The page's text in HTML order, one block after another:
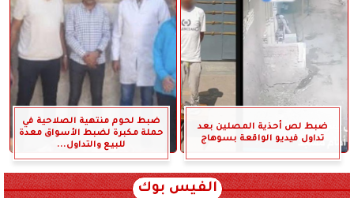
ضبط لص أحذية المصلين بعد
تداول فيديو الواقعة بسوهاج
ضبط لحوم منتهية الصلاحية في
حملة مكبرة لضبط الأسواق معدة
للبيع والتداول...
الفيس بوك